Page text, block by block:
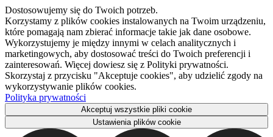
Dostosowujemy się do Twoich potrzeb.
Korzystamy z plików cookies instalowanych na Twoim urządzeniu,
które pomagają nam zbierać informacje takie jak dane osobowe.
Wykorzystujemy je między innymi w celach analitycznych i
marketingowych, aby dostosować treści do Twoich preferencji i
zainteresowań. Więcej dowiesz się z Polityki prywatności.
Skorzystaj z przycisku "Akceptuje cookies", aby udzielić zgody na
wykorzystywanie plików cookies.
Polityka prywatności
Akceptuj wszystkie pliki cookie
Ustawienia plików cookie